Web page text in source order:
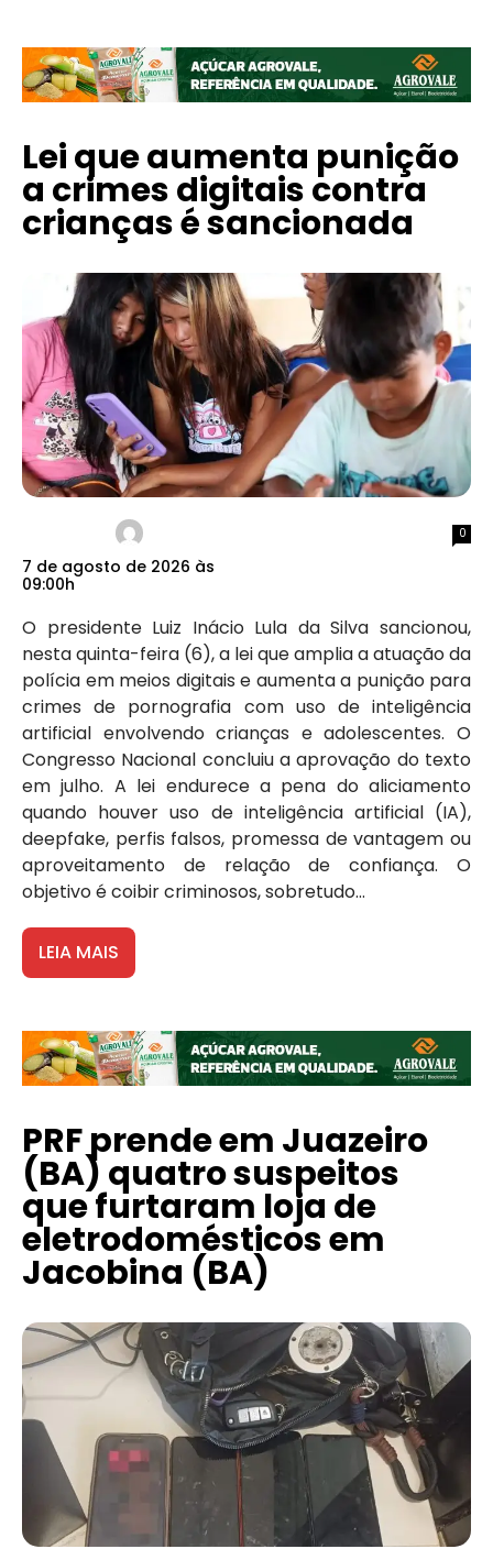
Lei que aumenta punição
a crimes digitais contra
crianças é sancionada
7 de agosto de 2026 às
09:00h
0
O presidente Luiz Inácio Lula da Silva sancionou,
nesta quinta-feira (6), a lei que amplia a atuação da
polícia em meios digitais e aumenta a punição para
crimes de pornografia com uso de inteligência
artificial envolvendo crianças e adolescentes. O
Congresso Nacional concluiu a aprovação do texto
em julho. A lei endurece a pena do aliciamento
quando houver uso de inteligência artificial (IA),
deepfake, perfis falsos, promessa de vantagem ou
aproveitamento de relação de confiança. O
objetivo é coibir criminosos, sobretudo...
LEIA MAIS
PRF prende em Juazeiro
(BA) quatro suspeitos
que furtaram loja de
eletrodomésticos em
Jacobina (BA)